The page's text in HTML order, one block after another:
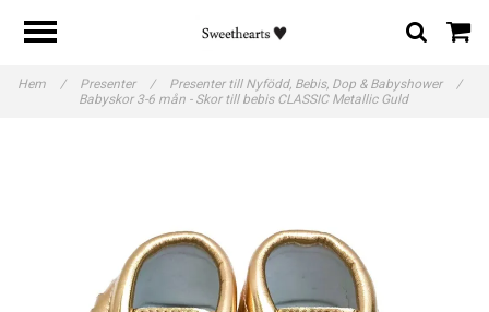
Hem / Presenter / Presenter till Nyfödd, Bebis, Dop & Babyshower
/
Babyskor 3-6 mån - Skor till bebis CLASSIC Metallic Guld